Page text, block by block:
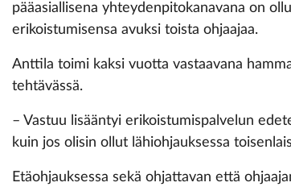
pääasiallisena yhteydenpitokanavana on
erikoistumisensa avuksi toista ohjaajaa.
Anttila toimi kaksi vuotta vastaavana
tehtävässä.
– Vastuu lisääntyi erikoistumispalvelun
kuin jos olisin ollut lähiohjauksessa
Etäohjauksessa sekä ohjattavan että